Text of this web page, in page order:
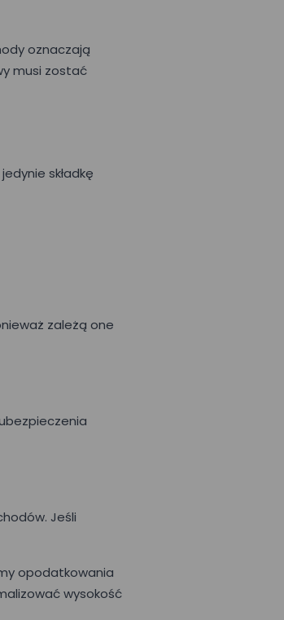
oznaczają
musi zostać
składkę
zależą one
Jeśli
opodatkowania
wysokość